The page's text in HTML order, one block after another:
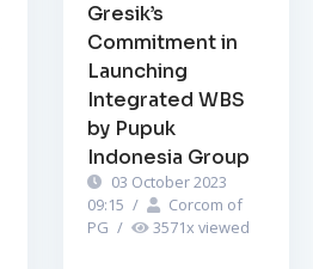
Gresik’s
Commitment in
Launching
Integrated WBS
by Pupuk
Indonesia Group
03 October 2023
09:15 /
Corcom of
PG / 3571x viewed